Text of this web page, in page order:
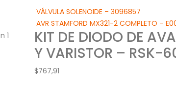
VÁLVULA SOLENOIDE – 3096857
AVR STAMFORD MX321-2 COMPLETO –
KIT DE DIODO DE
Y VARISTOR – RSK-
$767,91